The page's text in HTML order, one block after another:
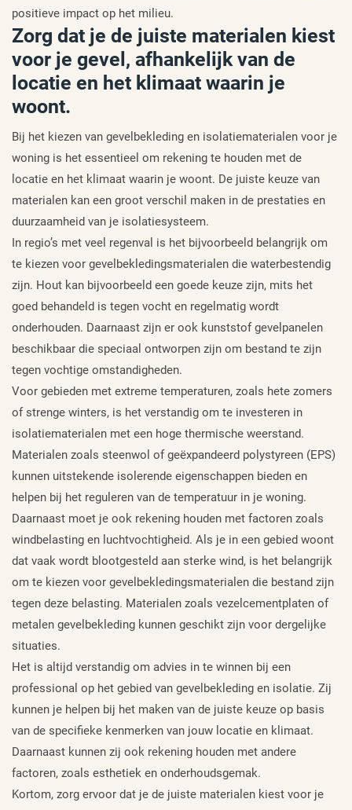
positieve impact op het milieu.
Zorg dat je de juiste materialen kiest
voor je gevel, afhankelijk van de
locatie en het klimaat waarin je
woont.
Bij het kiezen van gevelbekleding en isolatiematerialen voor je
woning is het essentieel om rekening te houden met de
locatie en het klimaat waarin je woont. De juiste keuze van
materialen kan een groot verschil maken in de prestaties en
duurzaamheid van je isolatiesysteem.
In regio’s met veel regenval is het bijvoorbeeld belangrijk om
te kiezen voor gevelbekledingsmaterialen die waterbestendig
zijn. Hout kan bijvoorbeeld een goede keuze zijn, mits het
goed behandeld is tegen vocht en regelmatig wordt
onderhouden. Daarnaast zijn er ook kunststof gevelpanelen
beschikbaar die speciaal ontworpen zijn om bestand te zijn
tegen vochtige omstandigheden.
Voor gebieden met extreme temperaturen, zoals hete zomers
of strenge winters, is het verstandig om te investeren in
isolatiematerialen met een hoge thermische weerstand.
Materialen zoals steenwol of geëxpandeerd polystyreen (EPS)
kunnen uitstekende isolerende eigenschappen bieden en
helpen bij het reguleren van de temperatuur in je woning.
Daarnaast moet je ook rekening houden met factoren zoals
windbelasting en luchtvochtigheid. Als je in een gebied woont
dat vaak wordt blootgesteld aan sterke wind, is het belangrijk
om te kiezen voor gevelbekledingsmaterialen die bestand zijn
tegen deze belasting. Materialen zoals vezelcementplaten of
metalen gevelbekleding kunnen geschikt zijn voor dergelijke
situaties.
Het is altijd verstandig om advies in te winnen bij een
professional op het gebied van gevelbekleding en isolatie. Zij
kunnen je helpen bij het maken van de juiste keuze op basis
van de specifieke kenmerken van jouw locatie en klimaat.
Daarnaast kunnen zij ook rekening houden met andere
factoren, zoals esthetiek en onderhoudsgemak.
Kortom, zorg ervoor dat je de juiste materialen kiest voor je